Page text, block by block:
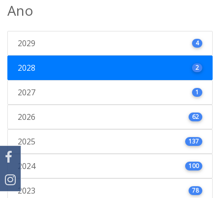
Ano
2029 4
2028 2
2027 1
2026 62
2025 137
2024 100
2023 78